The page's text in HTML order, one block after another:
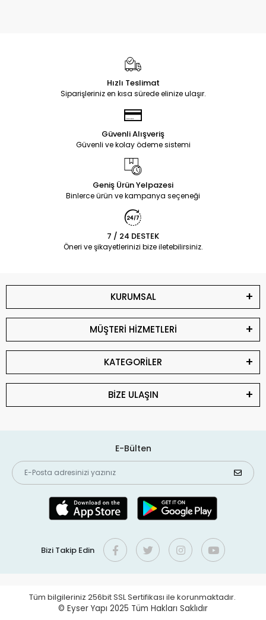
Hızlı Teslimat
Siparişleriniz en kısa sürede elinize ulaşır.
Güvenli Alışveriş
Güvenli ve kolay ödeme sistemi
Geniş Ürün Yelpazesi
Binlerce ürün ve kampanya seçeneği
7 / 24 DESTEK
Öneri ve şikayetlerinizi bize iletebilirsiniz.
KURUMSAL
MÜŞTERİ HİZMETLERİ
KATEGORİLER
BİZE ULAŞIN
E-Bülten
Bizi Takip Edin
Tüm bilgileriniz 256bit SSL Sertifikası ile korunmaktadır.
© Eyser Yapı 2025 Tüm Hakları Saklıdır